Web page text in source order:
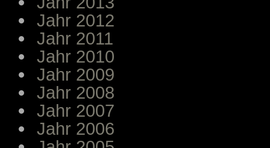
Jahr 2012
Jahr 2011
Jahr 2010
Jahr 2009
Jahr 2008
Jahr 2007
Jahr 2006